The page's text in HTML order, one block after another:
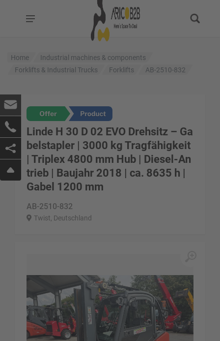
Home
Industrial machines & components
Forklifts & Industrial Trucks
Forklifts AB-2510-832
Linde H 30 D 02 EVO Drehsitz – Ga
belstapler | 3000 kg Tragfähigkeit
| Triplex 4800 mm Hub | Diesel-An
trieb | Baujahr 2018 | ca. 8635 h |
Gabel 1200 mm
AB-2510-832
Twist, Deutschland